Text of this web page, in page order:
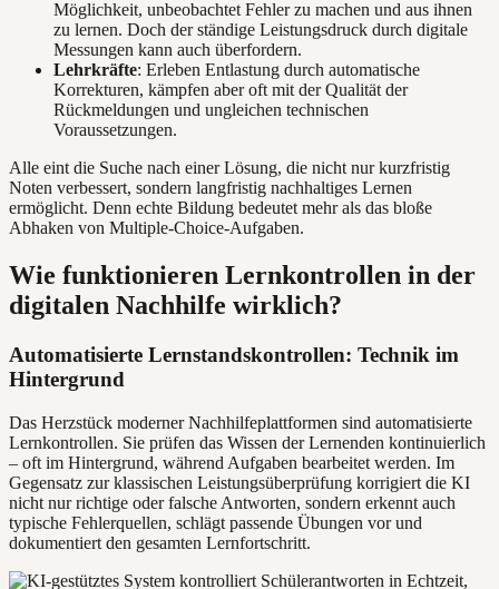
Möglichkeit, unbeobachtet Fehler zu machen und aus ihnen
zu lernen. Doch der ständige Leistungsdruck durch digitale
Messungen kann auch überfordern.
Lehrkräfte: Erleben Entlastung durch automatische
Korrekturen, kämpfen aber oft mit der Qualität der
Rückmeldungen und ungleichen technischen
Voraussetzungen.
Alle eint die Suche nach einer Lösung, die nicht nur kurzfristig
Noten verbessert, sondern langfristig nachhaltiges Lernen
ermöglicht. Denn echte Bildung bedeutet mehr als das bloße
Abhaken von Multiple-Choice-Aufgaben.
Wie funktionieren Lernkontrollen in der
digitalen Nachhilfe wirklich?
Automatisierte Lernstandskontrollen: Technik im
Hintergrund
Das Herzstück moderner Nachhilfeplattformen sind automatisierte
Lernkontrollen. Sie prüfen das Wissen der Lernenden kontinuierlich
– oft im Hintergrund, während Aufgaben bearbeitet werden. Im
Gegensatz zur klassischen Leistungsüberprüfung korrigiert die KI
nicht nur richtige oder falsche Antworten, sondern erkennt auch
typische Fehlerquellen, schlägt passende Übungen vor und
dokumentiert den gesamten Lernfortschritt.